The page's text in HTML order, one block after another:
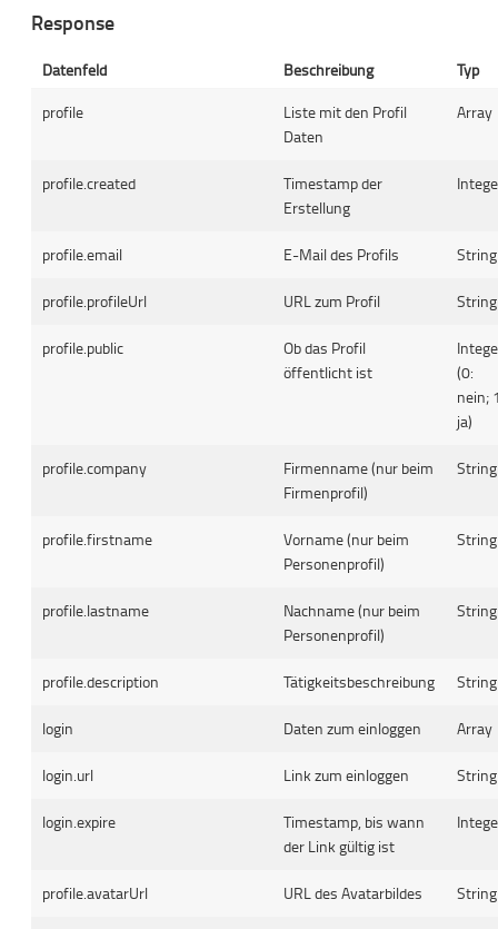
Response
Datenfeld Beschreibung
Typ
profile
Liste mit den Profil
Daten
Array
profile.created
Timestamp der
Erstellung
profile.email E-Mail des Profils String
profile.profileUrl URL zum Profil String
profile.public
Ob das Profil
öffentlicht ist
(0:
nein;
ja)
profile.company
Firmenname (nur beim
Firmenprofil)
String
profile.firstname
Vorname (nur beim
Personenprofil)
String
profile.lastname
Nachname (nur beim
Personenprofil)
String
profile.description Tätigkeitsbeschreibung String
login Daten zum einloggen Array
login.url Link zum einloggen String
login.expire
Timestamp, bis wann
der Link gültig ist
profile.avatarUrl URL des Avatarbildes String